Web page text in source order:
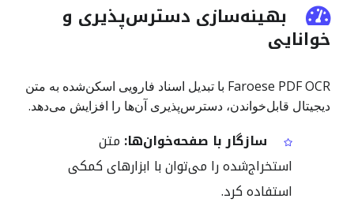
بهینه‌سازی دسترس‌پذیری و
خوانایی
Faroese PDF OCR با تبدیل اسناد فارویی اسکن‌شده به متن
دیجیتال قابل‌خواندن، دسترس‌پذیری آن‌ها را افزایش می‌دهد.
سازگار با صفحه‌خوان‌ها: متن
استخراج‌شده را می‌توان با ابزارهای کمکی
استفاده کرد.